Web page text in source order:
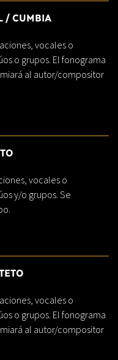
/ CUMBIA
vocales o
o grupos. El fonograma
al autor/compositor
vocales o
y/o grupos. Se
vocales o
o grupos. El fonograma
al autor/compositor